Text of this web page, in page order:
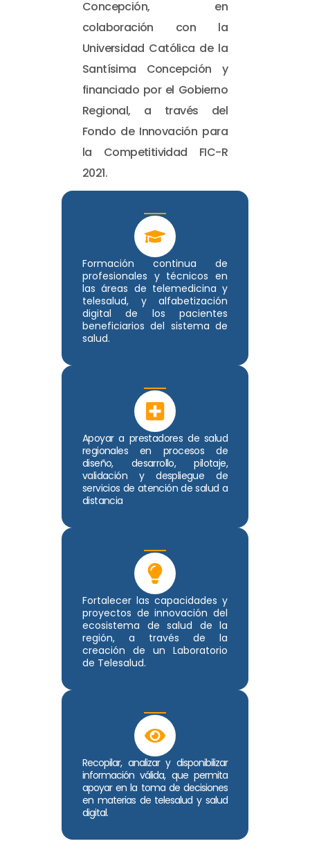
Formación continua de
profesionales y técnicos en
las áreas de telemedicina y
telesalud, y alfabetización
digital de los pacientes
beneficiarios del sistema de
salud.
Apoyar a prestadores de salud
regionales en procesos de
diseño, desarrollo, pilotaje,
validación y despliegue de
servicios de atención de salud a
distancia
Fortalecer las capacidades y
proyectos de innovación del
ecosistema de salud de la
región, a través de la
creación de un Laboratorio
de Telesalud.
Recopilar, analizar y disponibilizar
información válida, que permita
apoyar en la toma de decisiones
en materias de telesalud y salud
digital.
Concepción, en
colaboración con la
Universidad Católica de la
Santísima Concepción y
financiado por el Gobierno
Regional, a través del
Fondo de Innovación para
la Competitividad FIC-R
2021.